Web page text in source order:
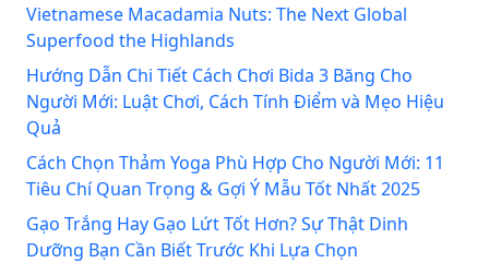
Vietnamese Macadamia Nuts: The Next Global
Superfood the Highlands
Hướng Dẫn Chi Tiết Cách Chơi Bida 3 Băng Cho
Người Mới: Luật Chơi, Cách Tính Điểm và Mẹo Hiệu
Quả
Cách Chọn Thảm Yoga Phù Hợp Cho Người Mới: 11
Tiêu Chí Quan Trọng & Gợi Ý Mẫu Tốt Nhất 2025
Gạo Trắng Hay Gạo Lứt Tốt Hơn? Sự Thật Dinh
Dưỡng Bạn Cần Biết Trước Khi Lựa Chọn